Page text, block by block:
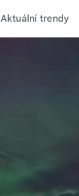
Aktuální trendy